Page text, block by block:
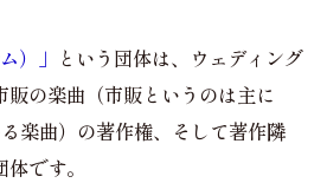
）」 という団体は、ウェディング
販の楽曲（市販というのは主に
楽曲）の著作権、そして著作隣
です。